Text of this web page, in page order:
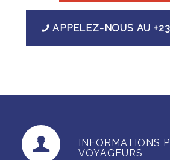
APPELEZ-NOUS AU
INFORMATIONS
VOYAGEURS